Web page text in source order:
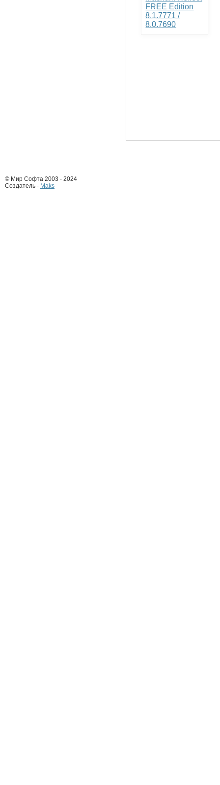
FREE Edition
8.1.7771 /
8.0.7690
© Мир Софта 2003 - 2024
Создатель - Maks